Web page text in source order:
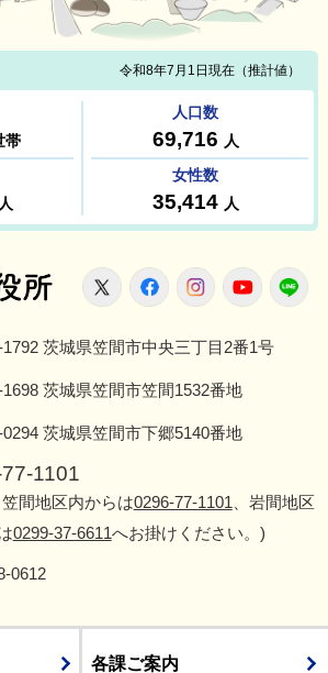
笠間市役所
X FacebookInstagram
1792 茨城県笠間市中央三丁目2番1号
1698 茨城県笠間市笠間1532番地
0294 茨城県笠間市下郷5140番地
1101
間地区内からは0296-77-1101 、岩間地区
0299-37-6611へお掛けください。)
0612
各課ご案内